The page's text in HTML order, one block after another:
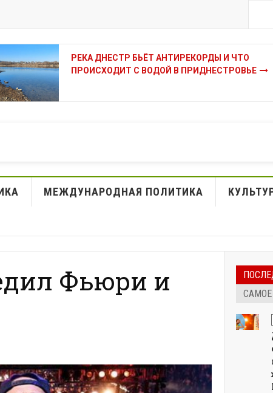
РЕКА ДНЕСТР БЬЁТ АНТИРЕКОРДЫ И ЧТО
ПРОИСХОДИТ С ВОДОЙ В ПРИДНЕСТРОВЬЕ
МЕЖДУНАРОДНАЯ ПОЛИТИКА
Фьюри и